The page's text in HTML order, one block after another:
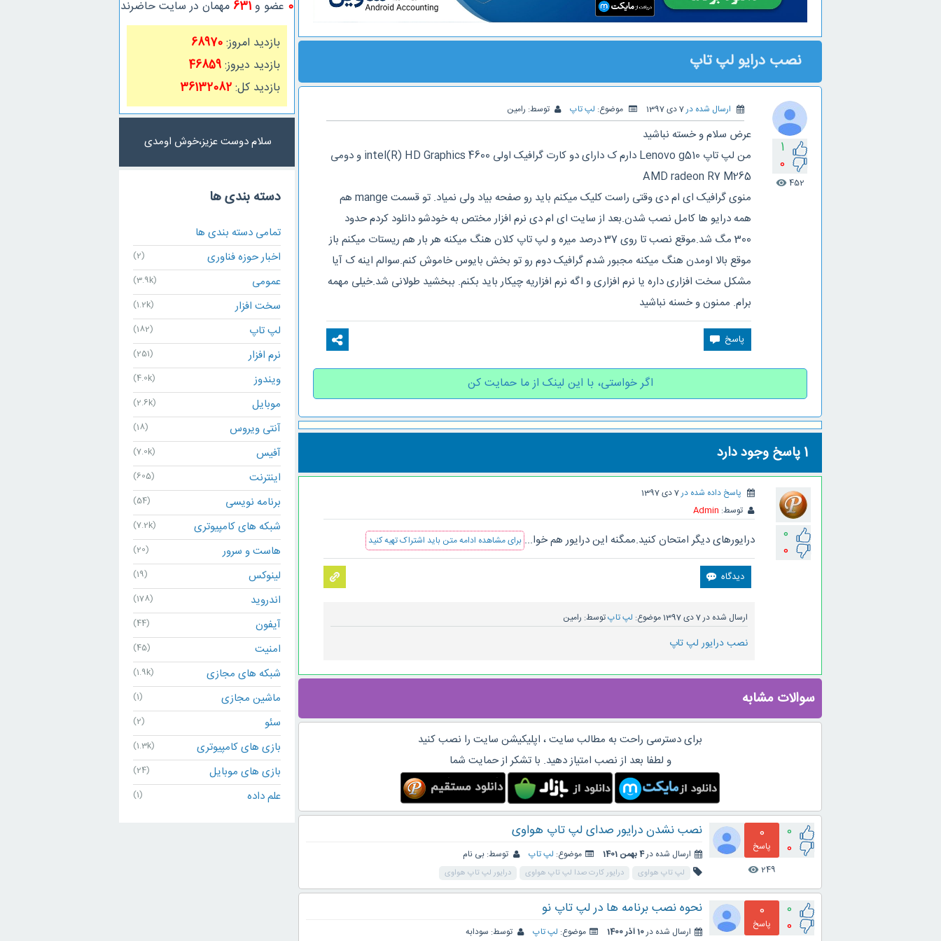
نصب درایو لپ تاپ
1
0
452
visibility
ارسال شده در7 دی 1397 موضوع: لپ تاپ توسط: رامین
عرض سلام و خسته نباشید
من لپ تاپ Lenovo g510 دارم ک دارای دو کارت گرافیک اولی intel(R) HD Graphics 4600 و دومی
AMD radeon R7 M265
منوی گرافیک ای ام دی وقتی راست کلیک میکنم باید رو صفحه بیاد ولی نمیاد. تو قسمت mange هم
همه درایو ها کامل نصب شدن.بعد از سایت ای ام دی نرم افزار مختص به خودشو دانلود کردم حدود
300 مگ شد.موقع نصب تا روی 37 درصد میره و لپ تاپ کلان هنگ میکنه هر بار هم ریستات میکنم باز
موقع بالا اومدن هنگ میکنه مجبور شدم گرافیک دوم رو تو بخش بایوس خاموش کنم.سوالم اینه ک آیا
مشکل سخت افزاری داره یا نرم افزاری و اگه نرم افزاریه چیکار باید بکنم. ببخشید طولانی شد.خیلی مهمه
برام. ممنون و خسنه نباشید
اگر خواستی، با این لینک از ما حمایت کن
1پاسخ وجود دارد
0
0
پاسخ داده شده در7 دی 1397
توسط: Admin
درایورهای دیگر امتحان کنید.ممگنه این درایور هم خوا... برای مشاهده ادامه متن باید اشتراک تهیه کنید
ارسال شده در7 دی 1397 موضوع: لپ تاپتوسط: رامین
نصب درایور لپ تاپ
سوالات مشابه
برای دسترسی راحت به مطالب سایت ، اپلیکیشن سایت را نصب کنید
و لطفا بعد از نصب امتیاز دهید. با تشکر از حمایت شما
0
0
0
پاسخ
249
visibility
نصب نشدن درایور صدای لپ تاپ هواوی
ارسال شده در4 بهمن 1401 موضوع: لپ تاپ توسط: بی نام
لپ تاپ هواوی درایور کارت صدا لپ تاپ هواوی درایور لپ تاپ هواوی
0
0
0
پاسخ
نحوه نصب برنامه ها در لپ تاپ نو
ارسال شده در10 آذر 1400 موضوع: لپ تاپ توسط: سودابه
0 عضو و631 مهمان در سایت حاضرند
بازدید امروز:68970
بازدید دیروز:46859
بازدید کل:36132082
سلام دوست عزیز،خوش اومدی
دسته بندی ها
تمامی دسته بندی ها
اخبار حوزه فناوری
(2)
عمومی (3.9k)
سخت افزار (1.2k)
لپ تاپ (182)
نرم افزار (251)
ویندوز (4.0k)
موبایل (2.6k)
آنتی ویروس (18)
آفیس (7.0k)
اینترنت (605)
برنامه نویسی (54)
شبکه های کامپیوتری (7.2k)
هاست و سرور (20)
لینوکس (19)
اندروید (178)
آیفون (44)
امنیت (45)
شبکه های مجازی (1.9k)
ماشین مجازی (1)
سئو (2)
بازی های کامپیوتری (1.3k)
بازی های موبایل (24)
علم داده (1)